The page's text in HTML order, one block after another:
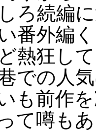
ろ続編
番外編
熱狂し
での人
も前作
て噂も